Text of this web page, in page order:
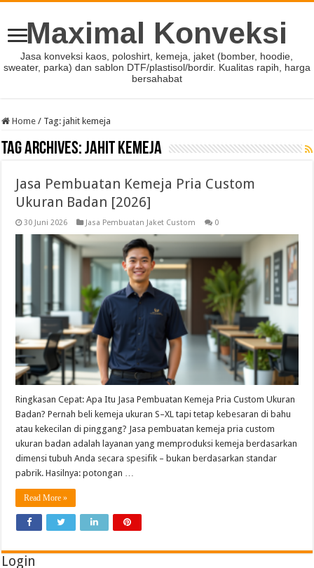
Maximal Konveksi
Jasa konveksi kaos, poloshirt, kemeja, jaket (bomber, hoodie,
sweater, parka) dan sablon DTF/plastisol/bordir. Kualitas rapih, harga
bersahabat
Home / Tag:jahit kemeja
Tag Archives:jahit kemeja
Jasa Pembuatan Kemeja Pria Custom
Ukuran Badan [2026]
30 Juni 2026 Jasa Pembuatan Jaket Custom 0
Ringkasan Cepat: Apa Itu Jasa Pembuatan Kemeja Pria Custom Ukuran
Badan? Pernah beli kemeja ukuran S–XL tapi tetap kebesaran di bahu
atau kekecilan di pinggang? Jasa pembuatan kemeja pria custom
ukuran badan adalah layanan yang memproduksi kemeja berdasarkan
dimensi tubuh Anda secara spesifik – bukan berdasarkan standar
pabrik. Hasilnya: potongan …
Read More »
Login